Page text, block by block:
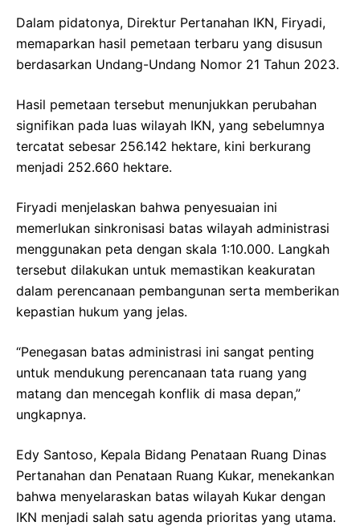
Dalam pidatonya, Direktur Pertanahan IKN, Firyadi,
memaparkan hasil pemetaan terbaru yang disusun
berdasarkan Undang-Undang Nomor 21 Tahun 2023.
Hasil pemetaan tersebut menunjukkan perubahan
signifikan pada luas wilayah IKN, yang sebelumnya
tercatat sebesar 256.142 hektare, kini berkurang
menjadi 252.660 hektare.
Firyadi menjelaskan bahwa penyesuaian ini
memerlukan sinkronisasi batas wilayah administrasi
menggunakan peta dengan skala 1:10.000. Langkah
tersebut dilakukan untuk memastikan keakuratan
dalam perencanaan pembangunan serta memberikan
kepastian hukum yang jelas.
“Penegasan batas administrasi ini sangat penting
untuk mendukung perencanaan tata ruang yang
matang dan mencegah konflik di masa depan,”
ungkapnya.
Edy Santoso, Kepala Bidang Penataan Ruang Dinas
Pertanahan dan Penataan Ruang Kukar, menekankan
bahwa menyelaraskan batas wilayah Kukar dengan
IKN menjadi salah satu agenda prioritas yang utama.